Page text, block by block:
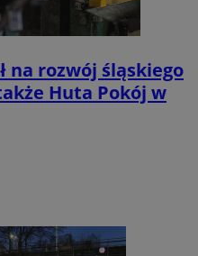
na rozwój śląskiego
Huta Pokój w